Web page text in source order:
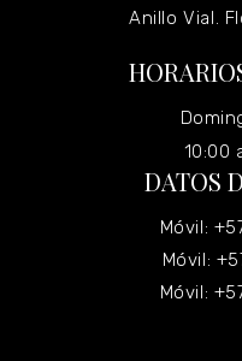
Anillo Vial.
10:00
DATOS
Móvil:
Móvil:
Móvil: